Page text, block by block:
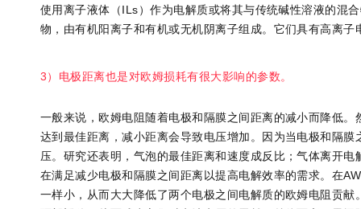
使用离子液体（ILs）作为电解质或将其与传统碱性溶液的混
物，由有机阳离子和有机或无机阴离子组成。它们具有高离
3）电极距离也是对欧姆损耗有很大影响的参数。
一般来说，欧姆电阻随着电极和隔膜之间距离的减小而降低
达到最佳距离，减小距离会导致电压增加。因为当电极和隔
压。研究还表明，气泡的最佳距离和速度成反比；气体离开
在满足减少电极和隔膜之间距离以提高电解效率的需求。在
一样小，从而大大降低了两个电极之间电解质的欧姆电阻贡